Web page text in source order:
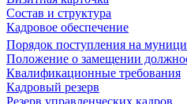
Состав и структура
Кадровое обеспечение
Порядок поступления на
Положение о замещении
Квалификационные требования
Кадровый резерв
Резерв управленческих кадров